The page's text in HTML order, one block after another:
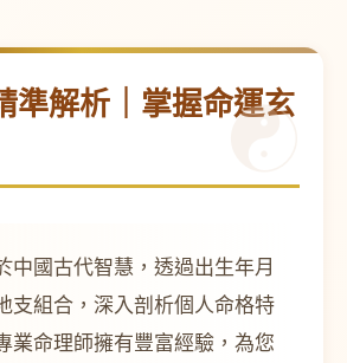
準解析｜掌握命運玄
中國古代智慧，透過出生年月
支組合，深入剖析個人命格特
業命理師擁有豐富經驗，為您